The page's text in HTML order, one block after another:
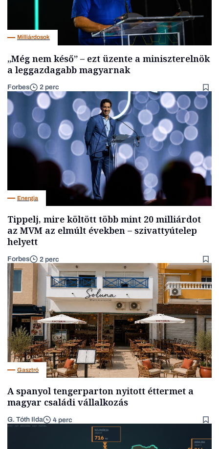
Milliárdosok
„Még nem késő” – ezt üzente a miniszterelnök
a leggazdagabb magyarnak
Forbes 2 perc
Energia
Tippelj, mire költött több mint 20 milliárdot
az MVM az elmúlt években – szivattyútelep
helyett
Forbes 2 perc
Gasztró
A spanyol tengerparton nyitott éttermet a
magyar családi vállalkozás
G. Tóth Ilda 4 perc